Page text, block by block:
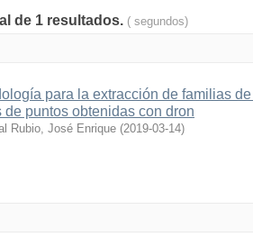
de 1 resultados. ( segundos)
para la extracción de familias
de puntos obtenidas con dron
Rubio, José Enrique (2019-03-14)